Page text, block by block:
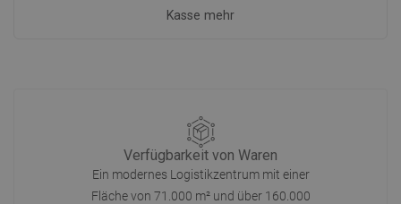
Kasse mehr
Verfügbarkeit von Waren
Ein modernes Logistikzentrum mit einer
Fläche von 71.000 m² und über 160.000